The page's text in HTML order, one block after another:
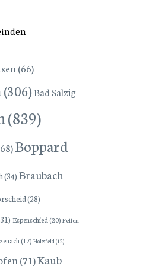
(66)
(306)Bad Salzig
(839)
Boppard
(34) Braubach
(28)
Espenschied (20) Fellen
(17) Holzfeld(12)
(71)Kaub